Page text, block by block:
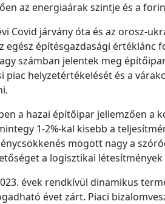
az energiaárak szintje és a
Covid járvány óta és az orosz-
egész építésgazdasági
számban jelentek meg
piac helyzetértékelését és a
a hazai építőipar jellemzően a
1-2%-kal kisebb a
mögött nagy a
a logisztikai
évek rendkívül dinamikus
évet zárt. Piaci